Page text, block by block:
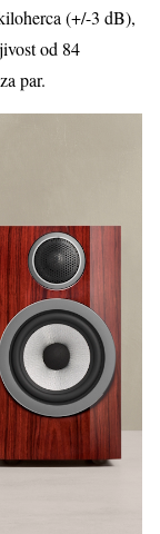
(+/-3 dB),
od 84
par.